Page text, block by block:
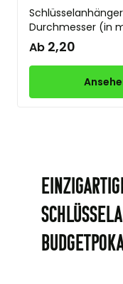
Durchmesser (in
Ab 2,20